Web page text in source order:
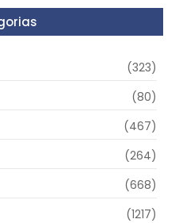
(323)
(80)
(467)
(264)
(668)
(1217)